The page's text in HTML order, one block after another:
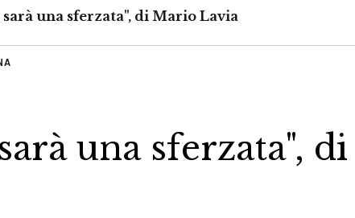
una sferzata", di Mario Lavia
una sferzata", di